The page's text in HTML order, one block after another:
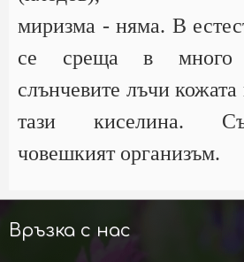
миризма - няма. В
се среща в много
слънчевите лъчи
тази киселина.
човешкият организъм.
Връзка с нас